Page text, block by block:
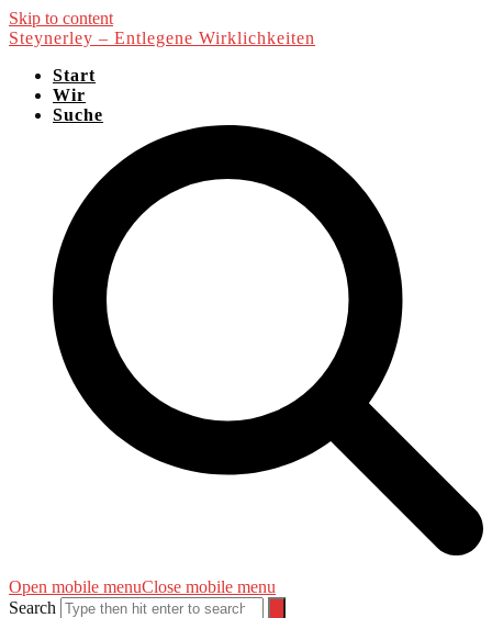
Skip to content
Steynerley – Entlegene Wirklichkeiten
Start
Wir
Suche
Open mobile menuClose mobile menu
Search